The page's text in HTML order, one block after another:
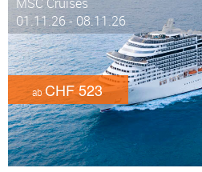
01.11.26 - 08.11.26
ab CHF 523